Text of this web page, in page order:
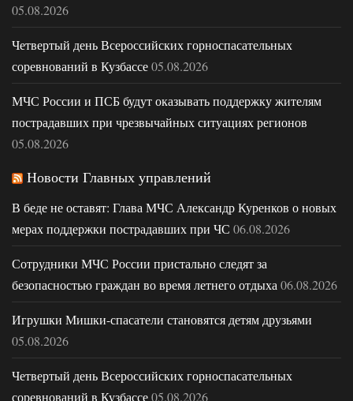
05.08.2026
Четвертый день Всероссийских горноспасательных
соревнований в Кузбассе05.08.2026
МЧС России и ПСБ будут оказывать поддержку жителям
пострадавших при чрезвычайных ситуациях регионов
05.08.2026
Новости Главных управлений
В беде не оставят: Глава МЧС Александр Куренков о новых
мерах поддержки пострадавших при ЧС 06.08.2026
Сотрудники МЧС России пристально следят за
безопасностью граждан во время летнего отдыха 06.08.2026
Игрушки Мишки-спасатели становятся детям друзьями
05.08.2026
Четвертый день Всероссийских горноспасательных
соревнований в Кузбассе05.08.2026